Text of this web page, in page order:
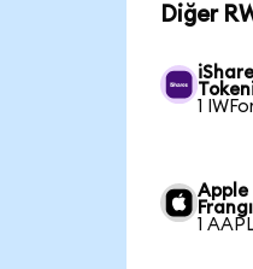
Diğer
1
Apple
1